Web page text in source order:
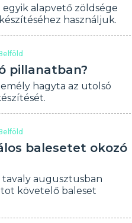
egyik alapvető zöldsége
használjuk.
pillanatban?
hagyta az utolsó
balesetet okozó
tavaly augusztusban
követelő baleset